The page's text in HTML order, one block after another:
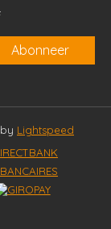
Abonneer
Lightspeed